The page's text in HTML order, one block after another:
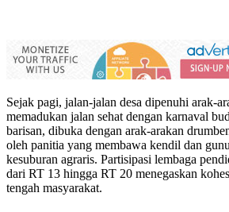
Sejak pagi, jalan-jalan desa dipenuhi arak-
memadukan jalan sehat dengan karnaval
barisan, dibuka dengan arak-arakan
oleh panitia yang membawa kendil dan
kesuburan agraris. Partisipasi lembaga
dari RT 13 hingga RT 20 menegaskan
tengah masyarakat.